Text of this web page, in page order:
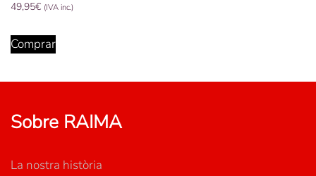
49,95€ (IVA inc.)
Comprar
Sobre RAIMA
La nostra història